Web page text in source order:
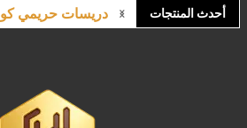
أحدث المنتجات
لانجري مشجر كود 9643